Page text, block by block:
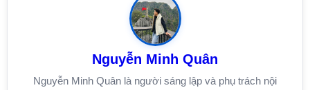
Nguyễn Minh Quân
Nguyễn Minh Quân là người sáng lập và phụ trách nội